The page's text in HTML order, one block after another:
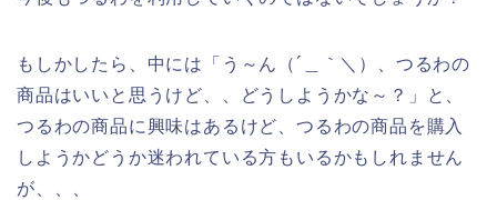
もしかしたら、中には「う～ん（´＿｀＼）、つるわの
商品はいいと思うけど、、どうしようかな～？」と、
つるわの商品に興味はあるけど、つるわの商品を購入
しようかどうか迷われている方もいるかもしれません
が、、、